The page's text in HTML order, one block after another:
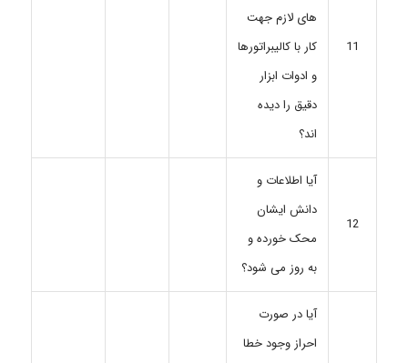
11
های لازم جهت
کار با کالیبراتورها
و ادوات ابزار
دقیق را دیده
اند؟
12
آیا اطلاعات و
دانش ایشان
محک خورده و
به روز می شود؟
آیا در صورت
احراز وجود خطا